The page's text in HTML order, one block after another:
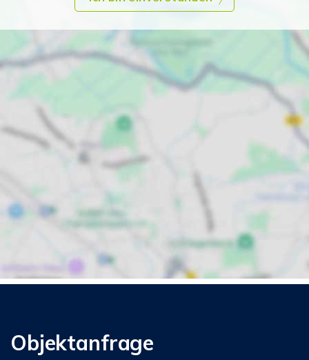
Objektanfrage